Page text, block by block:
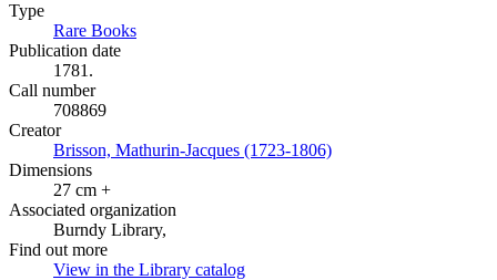
Type
Rare Books
Publication date
1781.
Call number
708869
Creator
Brisson, Mathurin-Jacques (1723-1806)
Dimensions
27 cm +
Associated organization
Burndy Library,
Find out more
View in the Library catalog